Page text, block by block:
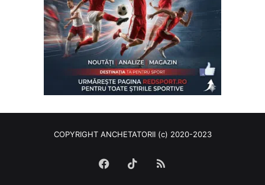
COPYRIGHT ANCHETATORII (c) 2020-2023
Facebook
TikTok